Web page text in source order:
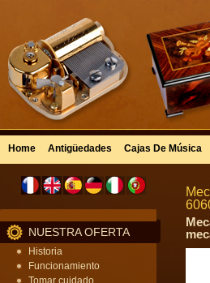
Home Antigüedades Cajas De Música
NUESTRA OFERTA
Historia
Funcionamiento
Tomar cuidado